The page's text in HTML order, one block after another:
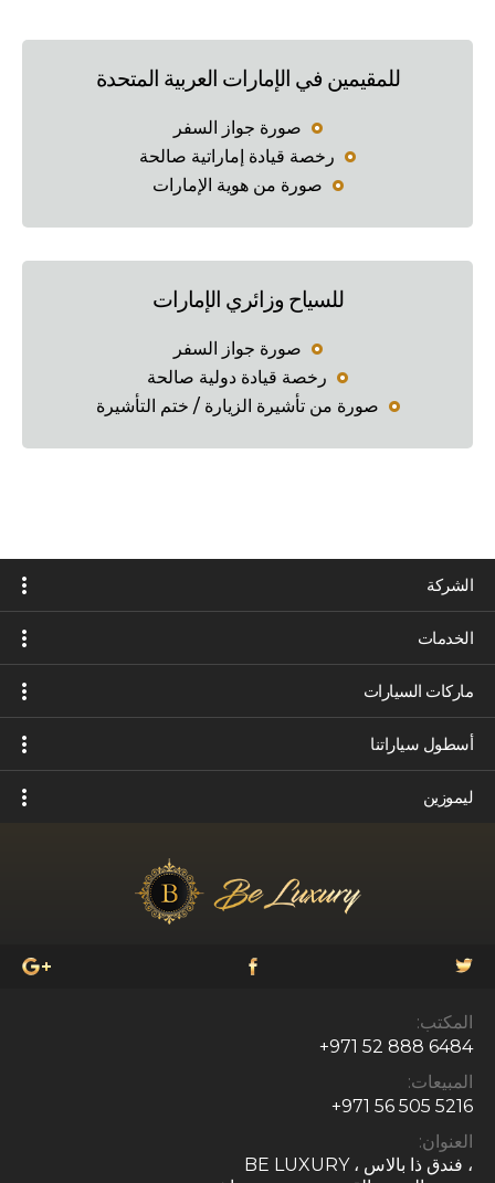
للمقيمين في الإمارات العربية المتحدة
صورة جواز السفر
رخصة قيادة إماراتية صالحة
صورة من هوية الإمارات
للسياح وزائري الإمارات
صورة جواز السفر
رخصة قيادة دولية صالحة
صورة من تأشيرة الزيارة / ختم التأشيرة
الشركة
الخدمات
ماركات السيارات
أسطول سياراتنا
ليموزين
المكتب:
+971 52 888 6484
المبيعات:
+971 56 505 5216
العنوان:
، فندق ذا بالاس ، BE LUXURY